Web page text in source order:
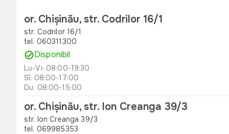
or. Chișinău, str. Codrilor 16/1
str. Codrilor 16/1
tel. 060311300
Disponibil
Lu-Vi: 08:00-19:30
Sî: 08:00-17:00
Du: 08:00-15:00
or. Chișinău, str. Ion Creanga 39/3
str. Ion Creanga 39/3
tel. 069985353